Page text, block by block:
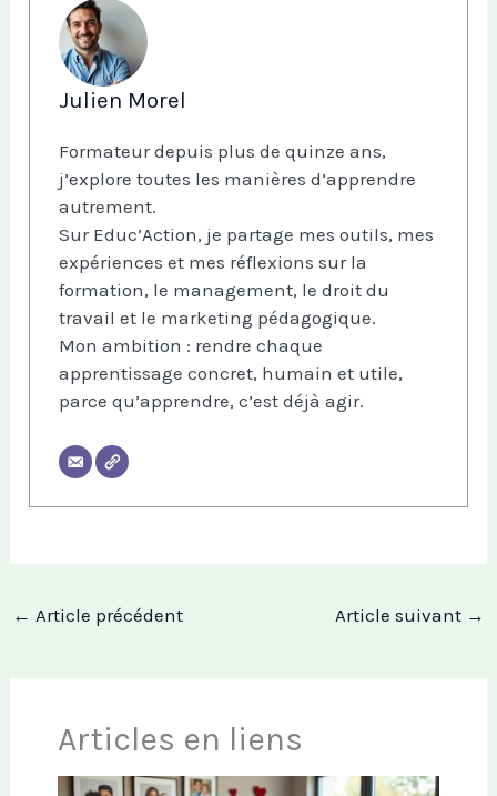
Julien Morel
Formateur depuis plus de quinze ans,
j’explore toutes les manières d’apprendre
autrement.
Sur Educ’Action, je partage mes outils, mes
expériences et mes réflexions sur la
formation, le management, le droit du
travail et le marketing pédagogique.
Mon ambition : rendre chaque
apprentissage concret, humain et utile,
parce qu’apprendre, c’est déjà agir.
← Article précédent Article suivant →
Articles en liens